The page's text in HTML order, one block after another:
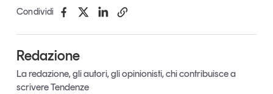
Condividi
Redazione
La redazione, gli autori, gli opinionisti, chi contribuisce a
scrivere Tendenze